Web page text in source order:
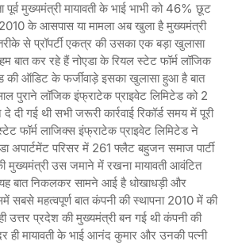
पूर्व मुख्यमंत्री मायावती के भाई भाभी को 46% छूट
के आसपास या मामला अब खुला है मुख्यमंत्री
से प्रॉपर्टी एकत्र की उसका एक बड़ा खुलासा
बात कर रहे हैं नोएडा के रियल स्टेट फॉर्म लॉजिक
की ऑडिट के फर्जीवाड़े इसका खुलासा हुआ है बात
पुराने लॉजिक इंफ्राटेक प्राइवेट लिमिटेड को 2
दी गई थी सभी जरूरी कार्रवाई रिकॉर्ड समय में पूरी
फॉर्म लाजिक्स इंफ्राटेक प्राइवेट लिमिटेड ने
अपार्टमेंट परिसर में 261 फ्लैट बहुजन समाज पार्टी
मुख्यमंत्री उस जमाने में रखना मायावती आवंटित
बात निकलकर सामने आई है धोखाधड़ी और
महत्वपूर्ण बात कंपनी की स्थापना 2010 में की
उत्तर प्रदेश की मुख्यमंत्री बन गई थी कंपनी की
ही मायावती के भाई आनंद कुमार और उनकी पत्नी